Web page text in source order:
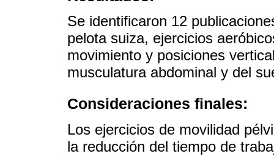
Se identificaron 12
pelota suiza, ejercicios
movimiento y posiciones
musculatura abdominal y del
Consideraciones finales:
Los ejercicios de movilidad
la reducción del tiempo de